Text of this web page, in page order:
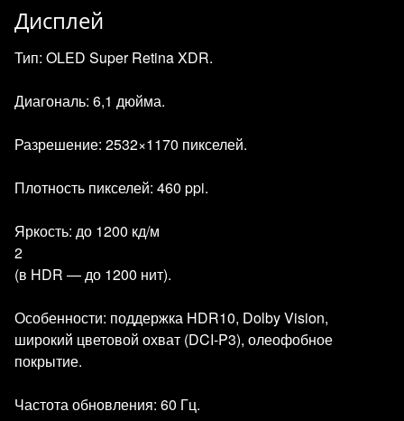
Дисплей
Тип: OLED Super Retina XDR.
Диагональ: 6,1 дюйма.
Разрешение: 2532×1170 пикселей.
Плотность пикселей: 460 ppi.
Яркость: до 1200 кд/м
2
(в HDR — до 1200 нит).
Особенности: поддержка HDR10, Dolby Vision,
широкий цветовой охват (DCI‑P3), олеофобное
покрытие.
Частота обновления: 60 Гц.